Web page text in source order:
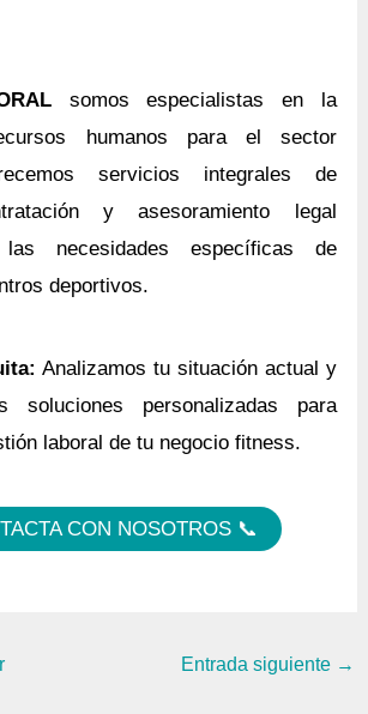
somos especialistas en la
humanos para el sector
servicios integrales de
y asesoramiento legal
necesidades específicas de
deportivos.
Analizamos tu situación actual y
soluciones personalizadas para
laboral de tu negocio fitness.
CON NOSOTROS 📞
Entrada siguiente →